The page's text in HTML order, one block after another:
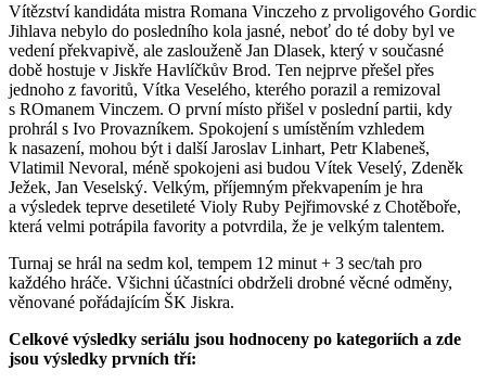
Vítězství kandidáta mistra Romana Vinczeho z prvoligového Gordic
Jihlava nebylo do posledního kola jasné, neboť do té doby byl ve
vedení překvapivě, ale zaslouženě Jan Dlasek, který v současné
době hostuje v Jiskře Havlíčkův Brod. Ten nejprve přešel přes
jednoho z favoritů, Vítka Veselého, kterého porazil a remizoval
s ROmanem Vinczem. O první místo přišel v poslední partii, kdy
prohrál s Ivo Provazníkem. Spokojení s umístěním vzhledem
k nasazení, mohou být i další Jaroslav Linhart, Petr Klabeneš,
Vlatimil Nevoral, méně spokojeni asi budou Vítek Veselý, Zdeněk
Ježek, Jan Veselský. Velkým, příjemným překvapením je hra
a výsledek teprve desetileté Violy Ruby Pejřimovské z Chotěboře,
která velmi potrápila favority a potvrdila, že je velkým talentem.
Turnaj se hrál na sedm kol, tempem 12 minut + 3 sec/tah pro
každého hráče. Všichni účastníci obdrželi drobné věcné odměny,
věnované pořádajícím ŠK Jiskra.
Celkové výsledky seriálu jsou hodnoceny po kategoriích a zde
jsou výsledky prvních tří: